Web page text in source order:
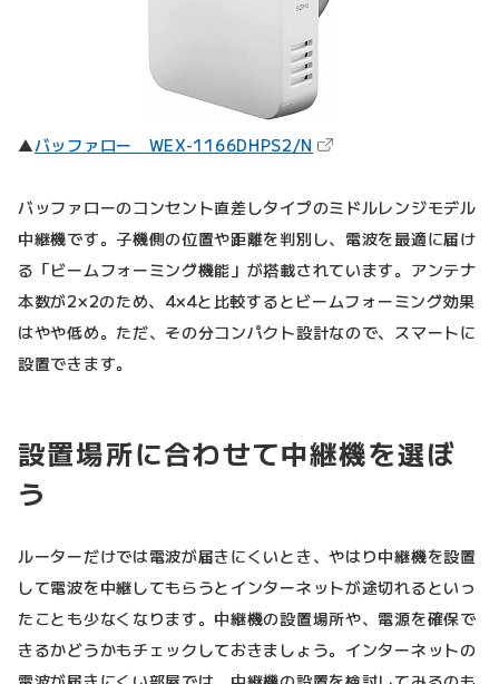
▲バッファロー WEX-1166DHPS2/N （新しいタブで開きます
バッファローのコンセント直差しタイプのミドルレンジモデル
中継機です。子機側の位置や距離を判別し、電波を最適に届け
る「ビームフォーミング機能」が搭載されています。アンテナ
本数が2×2のため、4×4と比較するとビームフォーミング効果
はやや低め。ただ、その分コンパクト設計なので、スマートに
設置できます。
設置場所に合わせて中継機を選ぼ
う
ルーターだけでは電波が届きにくいとき、やはり中継機を設置
して電波を中継してもらうとインターネットが途切れるといっ
たことも少なくなります。中継機の設置場所や、電源を確保で
きるかどうかもチェックしておきましょう。インターネットの